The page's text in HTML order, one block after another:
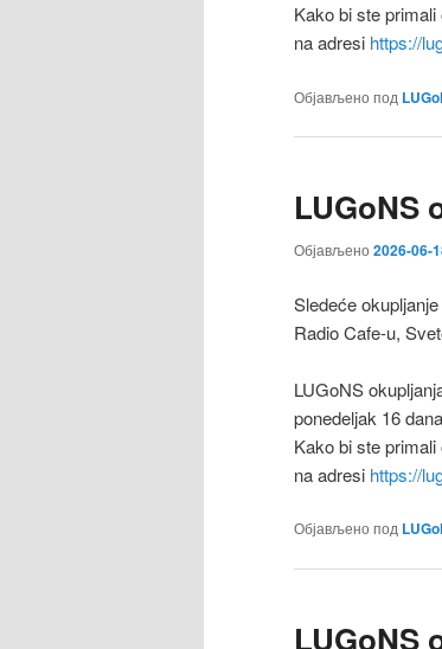
Kako bi ste
na adresi https://
Објављено под
LUGoNS
Објављено 2026-06-
Sledeće
Radio Cafe-u,
LUGoNS
ponedeljak 16
Kako bi ste
na adresi https://
Објављено под
LUGoNS